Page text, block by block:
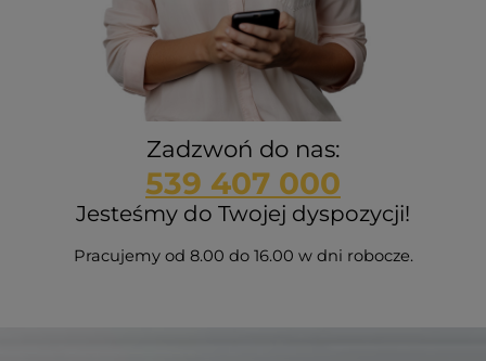
Zadzwoń do nas:
539 407 000
Jesteśmy do Twojej dyspozycji!
Pracujemy od 8.00 do 16.00 w dni robocze.